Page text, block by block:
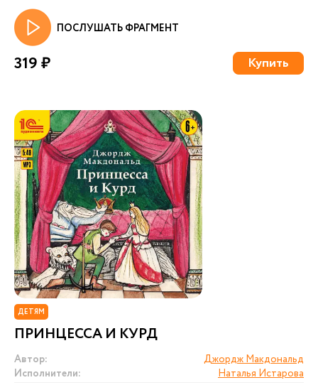
ПОСЛУШАТЬ ФРАГМЕНТ
319 ₽ Купить
ДЕТЯМ
ПРИНЦЕССА И КУРД
Автор:
Джордж Макдональд
Исполнители:
Наталья Истарова